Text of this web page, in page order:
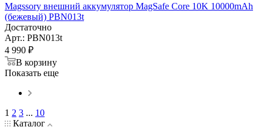
Magssory внешний аккумулятор MagSafe Core 10K 10000mAh
(бежевый) PBN013t
Достаточно
Арт.: PBN013t
4 990 ₽
В корзину
Показать еще
1 2 3 ... 10
Каталог